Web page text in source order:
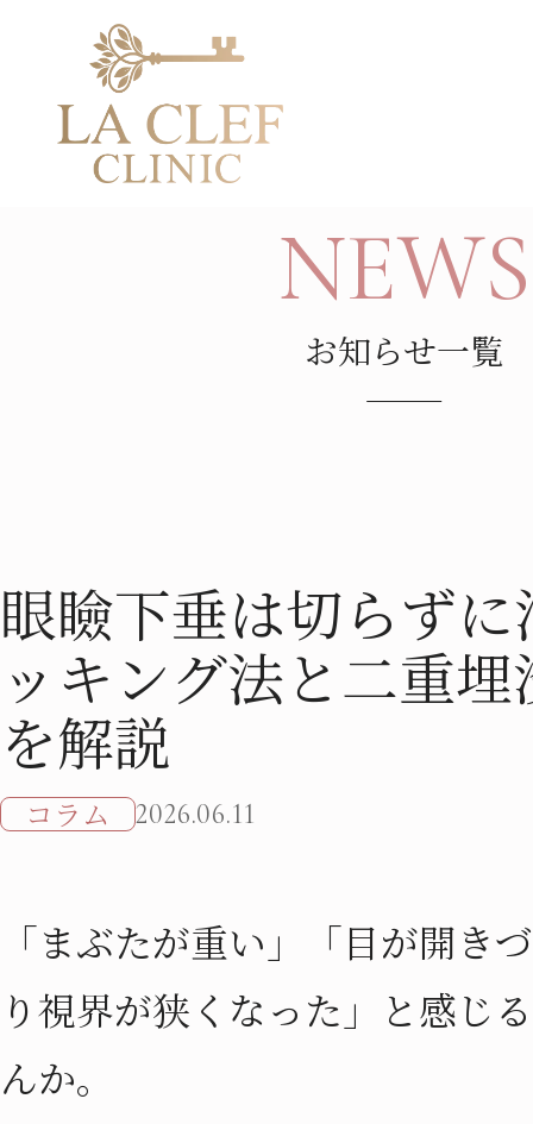
NEWS
眼瞼下垂は切らずに治せる？タッ
法の違いを解説
NEWS
お知らせ一覧
眼瞼下垂は切らず
ッキング法と二重
を解説
コラム 2026.06.11
「まぶたが重い」「目が開き
り視界が狭くなった」と感じ
んか。